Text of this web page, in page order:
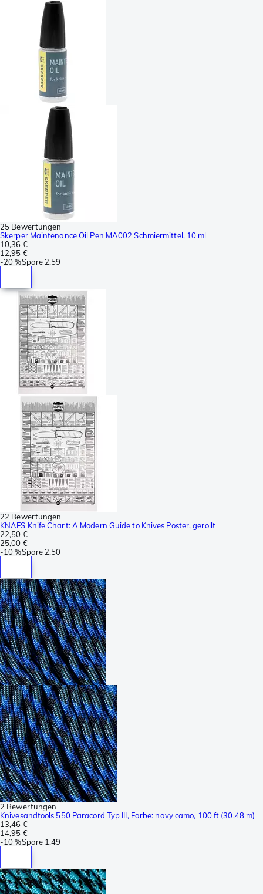
25 Bewertungen
Skerper Maintenance Oil Pen MA002 Schmiermittel, 10 ml
10,36 €
12,95 €
-20 %Spare 2,59
22 Bewertungen
KNAFS Knife Chart: A Modern Guide to Knives Poster, gerollt
22,50 €
25,00 €
-10 %Spare 2,50
2 Bewertungen
Knivesandtools 550 Paracord Typ III, Farbe: navy camo, 100 ft (30,48 m)
13,46 €
14,95 €
-10 %Spare 1,49